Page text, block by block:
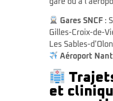
gare ou à
Gares SNCF :
Gilles-Croix-de-
Les Sables-
Aéroport
et